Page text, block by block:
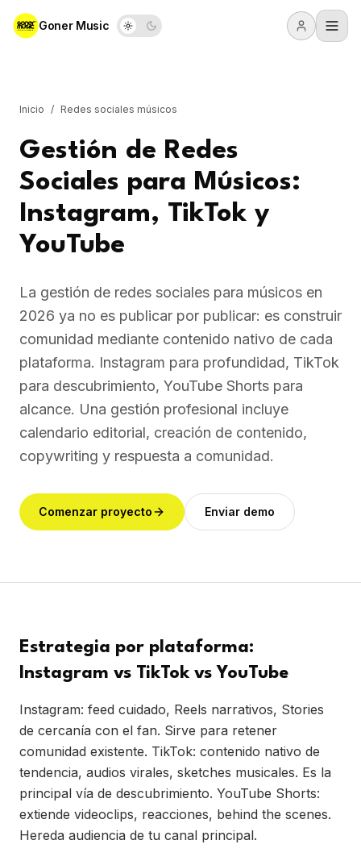
Goner Music
Inicio / Redes sociales músicos
Gestión de Redes
Sociales para Músicos:
Instagram, TikTok y
YouTube
La gestión de redes sociales para músicos en
2026 ya no es publicar por publicar: es construir
comunidad mediante contenido nativo de cada
plataforma. Instagram para profundidad, TikTok
para descubrimiento, YouTube Shorts para
alcance. Una gestión profesional incluye
calendario editorial, creación de contenido,
copywriting y respuesta a comunidad.
Comenzar proyecto Enviar demo
Estrategia por plataforma:
Instagram vs TikTok vs YouTube
Instagram: feed cuidado, Reels narrativos, Stories
de cercanía con el fan. Sirve para retener
comunidad existente. TikTok: contenido nativo de
tendencia, audios virales, sketches musicales. Es la
principal vía de descubrimiento. YouTube Shorts:
extiende videoclips, reacciones, behind the scenes.
Hereda audiencia de tu canal principal.